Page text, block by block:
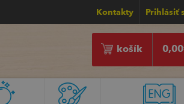
Kontakty Prihlásiť
0,00
košík